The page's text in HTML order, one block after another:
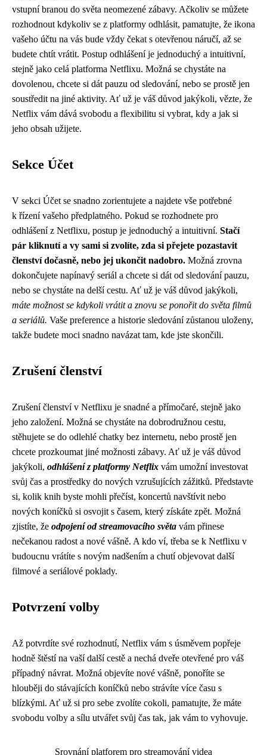
vstupní branou do světa neomezené zábavy. Ačkoliv se můžete
rozhodnout kdykoliv se z platformy odhlásit, pamatujte, že ikona
vašeho účtu na vás bude vždy čekat s otevřenou náručí, až se
budete chtít vrátit. Postup odhlášení je jednoduchý a intuitivní,
stejně jako celá platforma Netflixu. Možná se chystáte na
dovolenou, chcete si dát pauzu od sledování, nebo se prostě jen
soustředit na jiné aktivity. Ať už je váš důvod jakýkoli, vězte, že
Netflix vám dává svobodu a flexibilitu si vybrat, kdy a jak si
jeho obsah užijete.
Sekce Účet
V sekci Účet se snadno zorientujete a najdete vše potřebné
k řízení vašeho předplatného. Pokud se rozhodnete pro
odhlášení z Netflixu, postup je jednoduchý a intuitivní. Stačí
pár kliknutí a vy sami si zvolíte, zda si přejete pozastavit
členství dočasně, nebo jej ukončit nadobro. Možná zrovna
dokončujete napínavý seriál a chcete si dát od sledování pauzu,
nebo se chystáte na delší cestu. Ať už je váš důvod jakýkoli,
máte možnost se kdykoli vrátit a znovu se ponořit do světa filmů
a seriálů. Vaše preference a historie sledování zůstanou uloženy,
takže budete moci snadno navázat tam, kde jste skončili.
Zrušení členství
Zrušení členství v Netflixu je snadné a přímočaré, stejně jako
jeho založení. Možná se chystáte na dobrodružnou cestu,
stěhujete se do odlehlé chatky bez internetu, nebo prostě jen
chcete prozkoumat jiné možnosti zábavy. Ať už je váš důvod
jakýkoli, odhlášení z platformy Netflix vám umožní investovat
svůj čas a prostředky do nových vzrušujících zážitků. Představte
si, kolik knih byste mohli přečíst, koncertů navštívit nebo
nových koníčků si osvojit s časem, který získáte zpět. Možná
zjistíte, že odpojení od streamovacího světa vám přinese
nečekanou radost a nové vášně. A kdo ví, třeba se k Netflixu v
budoucnu vrátíte s novým nadšením a chutí objevovat další
filmové a seriálové poklady.
Potvrzení volby
Až potvrdíte své rozhodnutí, Netflix vám s úsměvem popřeje
hodně štěstí na vaší další cestě a nechá dveře otevřené pro váš
případný návrat. Možná objevíte nové vášně, ponoříte se
hlouběji do stávajících koníčků nebo strávíte více času s
blízkými. Ať už si pro sebe zvolíte cokoli, pamatujte, že máte
svobodu volby a sílu utvářet svůj čas tak, jak vám to vyhovuje.
Srovnání platforem pro streamování videa